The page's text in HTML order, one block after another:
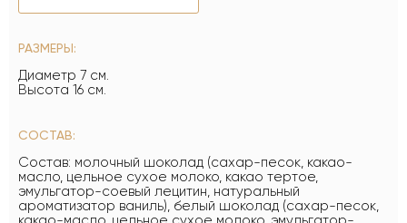
РАЗМЕРЫ:
Диаметр 7 см.
Высота 16 см.
СОСТАВ:
Состав: молочный шоколад (сахар-песок, какао-
масло, цельное сухое молоко, какао тертое,
эмульгатор-соевый лецитин, натуральный
ароматизатор ваниль), белый шоколад (сахар-песок,